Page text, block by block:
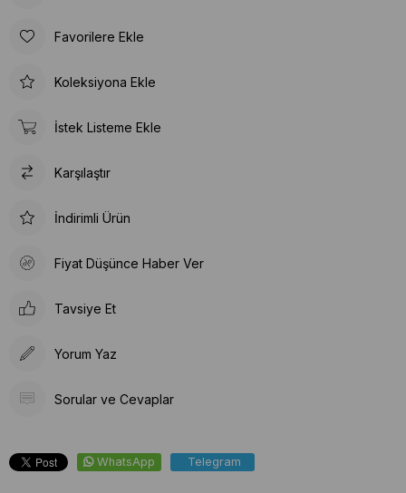
Favorilere Ekle
Koleksiyona Ekle
İstek Listeme Ekle
Karşılaştır
İndirimli Ürün
Fiyat Düşünce Haber Ver
Tavsiye Et
Yorum Yaz
Sorular ve Cevaplar
WhatsApp Telegram